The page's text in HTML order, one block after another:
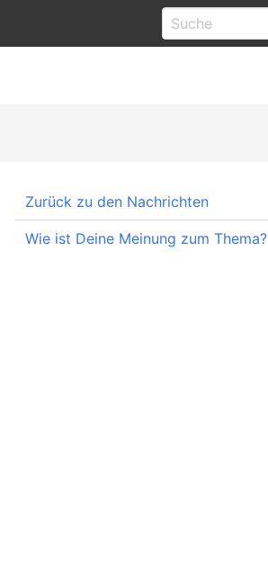
Zurück zu den Nachrichten
Wie ist Deine Meinung zum Thema?